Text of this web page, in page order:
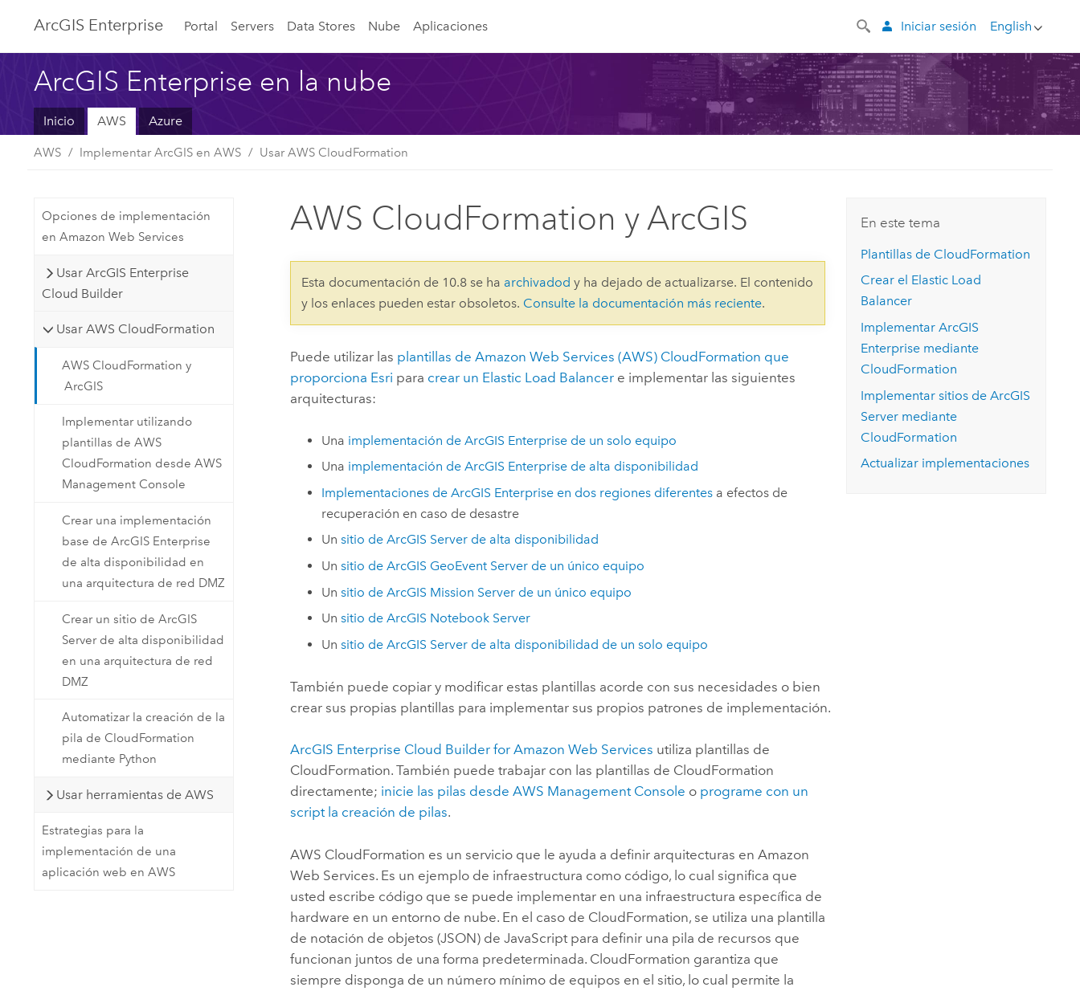
ArcGIS Enterprise Portal Servers Data Stores Nube Aplicaciones English
Iniciar sesión
ArcGIS Enterprise en la nube
Inicio AWS Azure
AWS Implementar ArcGIS en AWS Usar AWS CloudFormation
Opciones de implementación
en Amazon Web Services
Usar ArcGIS Enterprise
Cloud Builder
Usar AWS CloudFormation
AWS CloudFormation y
ArcGIS
Implementar utilizando
plantillas de AWS
CloudFormation desde AWS
Management Console
Crear una implementación
base de ArcGIS Enterprise
de alta disponibilidad en
una arquitectura de red DMZ
Crear un sitio de ArcGIS
Server de alta disponibilidad
en una arquitectura de red
DMZ
Automatizar la creación de la
pila de CloudFormation
mediante Python
Usar herramientas de AWS
Estrategias para la
implementación de una
aplicación web en AWS
AWS CloudFormation y ArcGIS
Esta documentación de 10.8 se ha archivadod y ha dejado de actualizarse. El contenido
y los enlaces pueden estar obsoletos. Consulte la documentación más reciente.
Puede utilizar las plantillas deAmazon Web Services (AWS) CloudFormation que
proporciona Esri para crear un Elastic Load Balancer e implementar las siguientes
arquitecturas:
Una implementación de ArcGIS Enterprisede un solo equipo
Una implementación de ArcGIS Enterprisede alta disponibilidad
Implementaciones de ArcGIS Enterpriseen dos regiones diferentesa efectos de
recuperación en caso de desastre
Un sitio de ArcGIS Serverde alta disponibilidad
Un sitio de ArcGIS GeoEvent Serverde un único equipo
Un sitio de ArcGIS Mission Serverde un único equipo
Un sitio de ArcGIS Notebook Server
Un sitio de ArcGIS Serverde alta disponibilidad de un solo equipo
También puede copiar y modificar estas plantillas acorde con sus necesidades o bien
crear sus propias plantillas para implementar sus propios patrones de implementación.
ArcGIS Enterprise Cloud Builder for Amazon Web Services utiliza plantillas de
CloudFormation. También puede trabajar con las plantillas de CloudFormation
directamente; inicie las pilas desdeAWS Management Console o programe con un
script la creación de pilas.
AWS CloudFormation es un servicio que le ayuda a definir arquitecturas enAmazon
Web Services. Es un ejemplo de infraestructura como código, lo cual significa que
usted escribe código que se puede implementar en una infraestructura específica de
hardware en un entorno de nube. En el caso de CloudFormation, se utiliza una plantilla
de notación de objetos (JSON) deJavaScript para definir una pila de recursos que
funcionan juntos de una forma predeterminada. CloudFormation garantiza que
siempre disponga de un número mínimo de equipos en el sitio, lo cual permite la
En este tema
Plantillas de CloudFormation
Crear el Elastic Load
Balancer
ImplementarArcGIS
Enterprise mediante
CloudFormation
Implementar sitios deArcGIS
Server mediante
CloudFormation
Actualizar implementaciones